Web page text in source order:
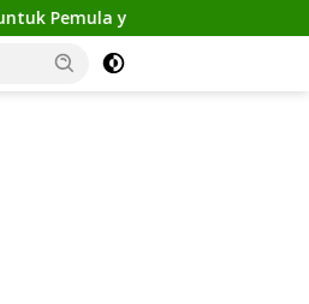
yang Ingin Tampil Gagah